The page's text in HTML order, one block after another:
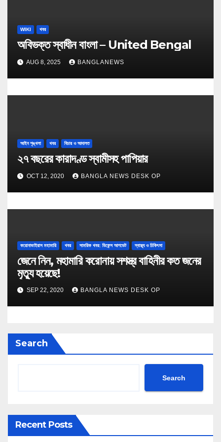
WIKI খবর
অবিভক্ত স্বাধীন বাংলা – United Bengal
AUG 8, 2025 BANGLANEWS
আইন শৃঙ্খলা খবর বিচার ও আদালত
২৭ বছরের কারাদণ্ড স্বামীসহ পাপিয়ার
OCT 12, 2020 BANGLA NEWS DESK OP
করোনাভাইরাস মহামারি খবর সামরিক খবর: ডিফেন্স আপডেট স্বাস্থ্য ও চিকিৎসা
জেনে নিন, মহামারি করোনায় সশস্ত্র বাহিনীর কত জনের
মৃত্যু হয়েছে!
SEP 22, 2020 BANGLA NEWS DESK OP
Search
Search
Recent Posts